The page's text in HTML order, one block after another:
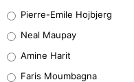
4%
1%
Pierre-Emile Hojbjerg
Neal Maupay
Amine Harit
Faris Moumbagna